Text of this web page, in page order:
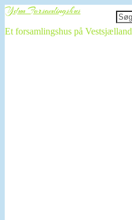
Ydun Forsamlingshus
Et forsamlingshus på Vestsjælland